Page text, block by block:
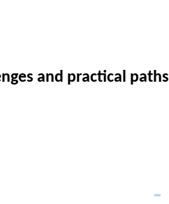
and practical paths